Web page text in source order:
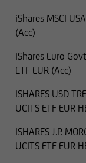
iShares MSCI
(Acc)
iShares Euro
ETF EUR (Acc)
ISHARES USD
UCITS ETF EUR
ISHARES J.P.
UCITS ETF EUR
ricada
Le
non